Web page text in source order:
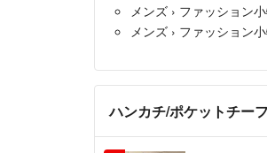
メンズ › ファッション
メンズ › ファッション
ハンカチ/ポケットチー